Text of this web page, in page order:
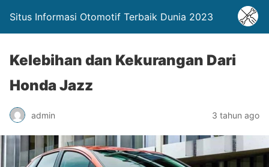
Situs Informasi Otomotif Terbaik Dunia 2023
Kelebihan dan Kekurangan Dari
Honda Jazz
admin 3 tahun ago